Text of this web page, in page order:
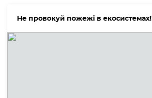
Не провокуй пожежі в екосистемах!